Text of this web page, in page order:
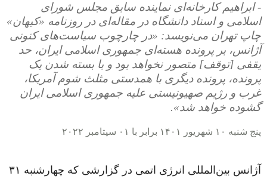
- ابراهیم کارخانه‌ای نماینده سابق مجلس شورای
اسلامی و استاد دانشگاه در مقاله‌ای در روزنامه «کیهان»
چاپ تهران می‌نویسد: «در چارچوب سیاست‌های کنونی
آژانس، بر پرونده هسته‌ای جمهوری اسلامی ایران، حد
یقفی [توقف] متصور نخواهد بود و با بسته شدن یک
پرونده، پرونده دیگری با همدستی مثلث شوم آمریکا،
غرب و رژیم صهیونیستی علیه جمهوری اسلامی ایران
گشوده خواهد شد».
پنج شنبه ۱۰ شهریور ۱۴۰۱ برابر با ۰۱ سپتامبر ۲۰۲۲
آژانس بین‌المللی انرژی اتمی در گزارشی که چهارشنبه ۳۱